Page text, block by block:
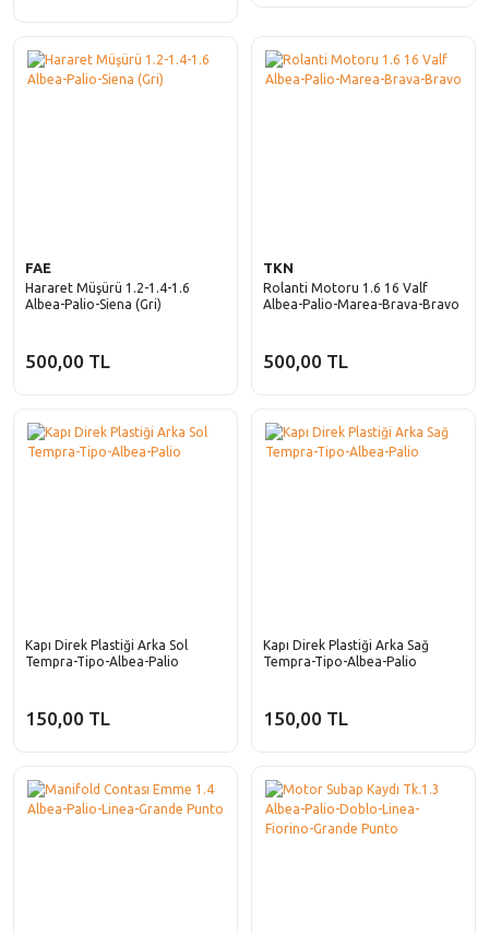
FAE
Hararet Müşürü 1.2-1.4-1.6
Albea-Palio-Siena (Gri)
500,00 TL
TKN
Rolanti Motoru 1.6 16 Valf
Albea-Palio-Marea-Brava-Bravo
500,00 TL
Kapı Direk Plastiği Arka Sol
Tempra-Tipo-Albea-Palio
150,00 TL
Kapı Direk Plastiği Arka Sağ
Tempra-Tipo-Albea-Palio
150,00 TL